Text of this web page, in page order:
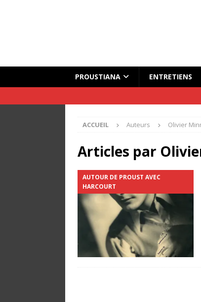
PROUSTIANA ENTRETIENS
ACCUEIL Auteurs Olivier
Articles par
AUTOUR DE PROUST AVEC
HARCOURT